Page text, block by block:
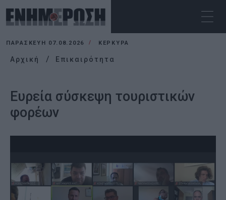
ΠΑΡΑΣΚΕΥΉ 07.08.2026 ΚΕΡΚΥΡΑ
Αρχική Επικαιρότητα
Ευρεία σύσκεψη τουριστικών
φορέων